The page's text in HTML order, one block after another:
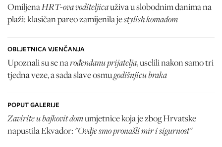
OmiljenaHRT-ova voditeljicauživa u slobodnim danima na
plaži: klasičan pareo zamijenila jestylish komadom
OBLJETNICA VJENČANJA
Upoznali su se narođendanu prijatelja, uselili nakon samo tri
tjedna veze, a sada slave osmugodišnjicu braka
POPUT GALERIJE
Zavirite u bajkovit domumjetnice koja je zbog Hrvatske
napustila Ekvador: "Ovdje smo pronašli mir i sigurnost"